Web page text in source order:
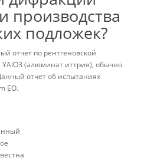
производства
подложек?
отчет по рентгеновской
YAlO3 (алюминат иттрия), обычно
отчет об испытаниях
EO.